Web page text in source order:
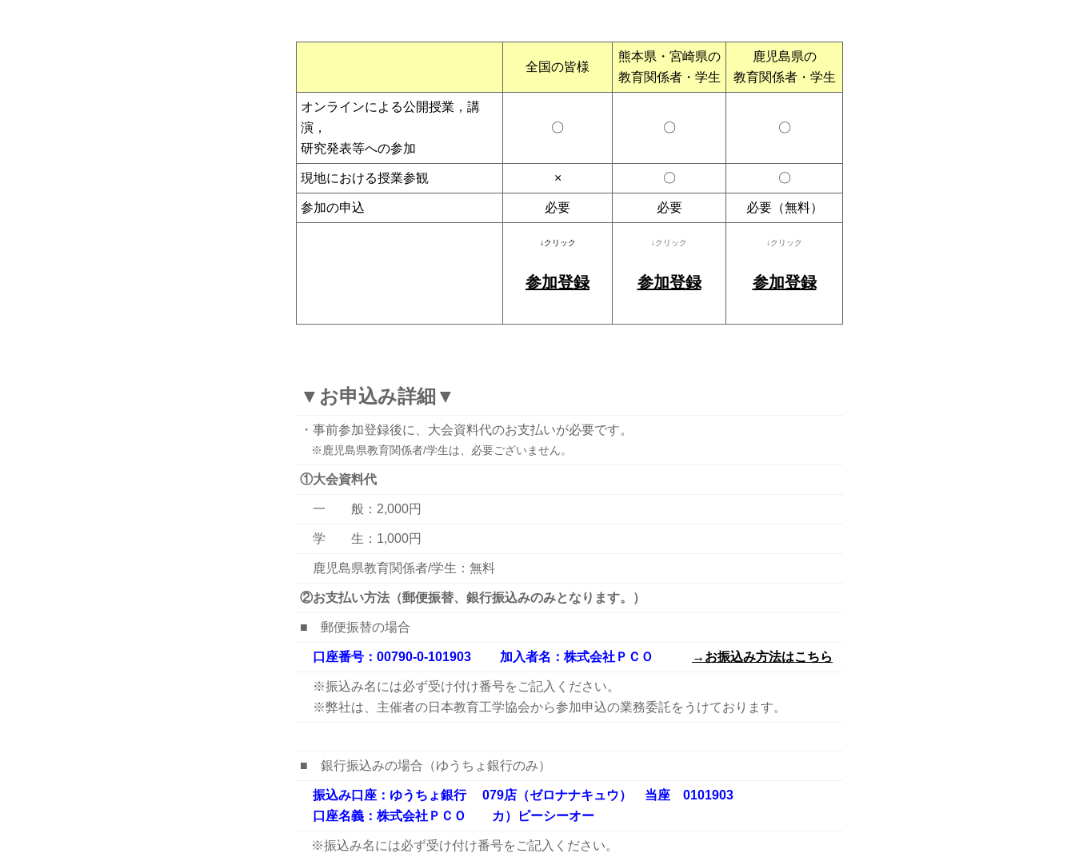
全国の皆様
熊本県・宮崎県の
教育関係者・学生
鹿児島県の
教育関係者・学生
オンラインによる公開授業，講
演，
研究発表等への参加
〇 〇 〇
現地における授業参観 × 〇 〇
参加の申込 必要 必要 必要（無料）
↓クリック
参加登録
↓クリック
参加登録
↓クリック
参加登録
▼お申込み詳細▼
・事前参加登録後に、大会資料代のお支払いが必要です。
※鹿児島県教育関係者/学生は、必要ございません。
①大会資料代
一 般：2,000円
学 生：1,000円
鹿児島県教育関係者/学生：無料
②お支払い方法（郵便振替、銀行振込みのみとなります。）
■ 郵便振替の場合
口座番号：00790-0-101903 加入者名：株式会社ＰＣＯ →お振込み方法はこちら
※振込み名には必ず受け付け番号をご記入ください。
※弊社は、主催者の日本教育工学協会から参加申込の業務委託をうけております。
■ 銀行振込みの場合（ゆうちょ銀行のみ）
振込み口座：ゆうちょ銀行 079店（ゼロナナキュウ） 当座 0101903
口座名義：株式会社ＰＣＯ カ）ピーシーオー
※振込み名には必ず受け付け番号をご記入ください。